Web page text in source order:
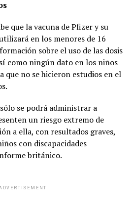
que la vacuna de Pfizer y su
en los menores de 16
sobre el uso de las dosis
como ningún dato en los niños
que no se hicieron estudios en el
se podrá administrar a
un riesgo extremo de
a ella, con resultados graves,
con discapacidades
británico.